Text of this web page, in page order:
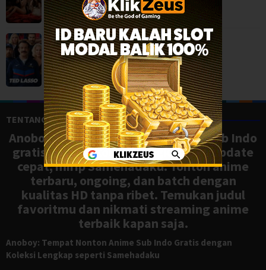
Ted Lasso Season 4 (2026)
Comedy ,Drama, Serial TV ,USA
TENTANG ANOBOY
Anoboy adalah situs nonton anime sub Indo
gratis dengan koleksi lengkap dan update
cepat, mirip Samehadaku. Tonton anime
terbaru, ongoing, dan batch dengan
kualitas HD tanpa ribet. Temukan judul
favoritmu dan nikmati streaming anime
terbaik kapan saja.
Anoboy: Tempat Nonton Anime Sub Indo Gratis dengan
Koleksi Lengkap seperti Samehadaku